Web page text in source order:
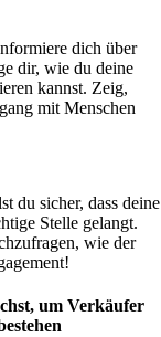
dich über
dir, wie du deine
kannst. Zeig,
mit Menschen
du sicher, dass deine
Stelle gelangt.
wie der
um Verkäufer